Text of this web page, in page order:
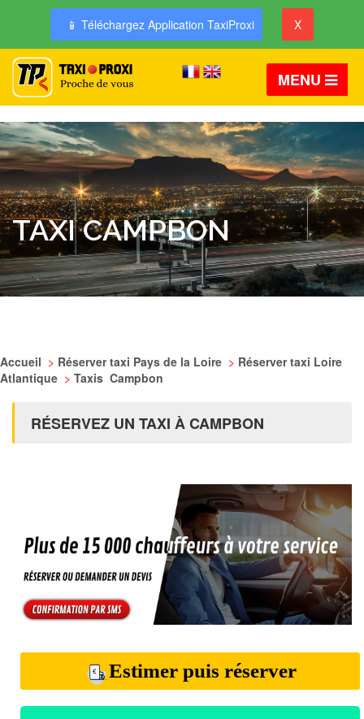
📱 Téléchargez Application TaxiProxi X
MENU
TAXI CAMPBON
Accueil > Réserver taxi Pays de la Loire > Réserver taxi Loire
Atlantique > Taxis Campbon
RÉSERVEZ UN TAXI À CAMPBON
Estimer puis réserver